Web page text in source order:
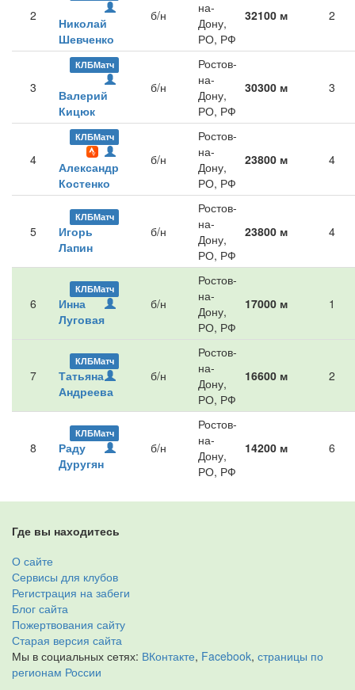
2
Николай
Шевченко
б/н
на-
Дону,
РО, РФ
32100 м 2
3
КЛБМатч
Валерий
Кицюк
б/н
Ростов-
на-
Дону,
РО, РФ
30300 м 3
4
КЛБМатч
Александр
Костенко
б/н
Ростов-
на-
Дону,
РО, РФ
23800 м 4
5
КЛБМатч
Игорь
Лапин
б/н
Ростов-
на-
Дону,
РО, РФ
23800 м 4
6
КЛБМатч
Инна
Луговая
б/н
Ростов-
на-
Дону,
РО, РФ
17000 м 1
7
КЛБМатч
Татьяна
Андреева
б/н
Ростов-
на-
Дону,
РО, РФ
16600 м 2
8
КЛБМатч
Раду
Дуругян
б/н
Ростов-
на-
Дону,
РО, РФ
14200 м 6
Где вы находитесь
О сайте
Сервисы для клубов
Регистрация на забеги
Блог сайта
Пожертвования сайту
Старая версия сайта
Мы в социальных сетях: ВКонтакте, Facebook, страницы по
регионам России